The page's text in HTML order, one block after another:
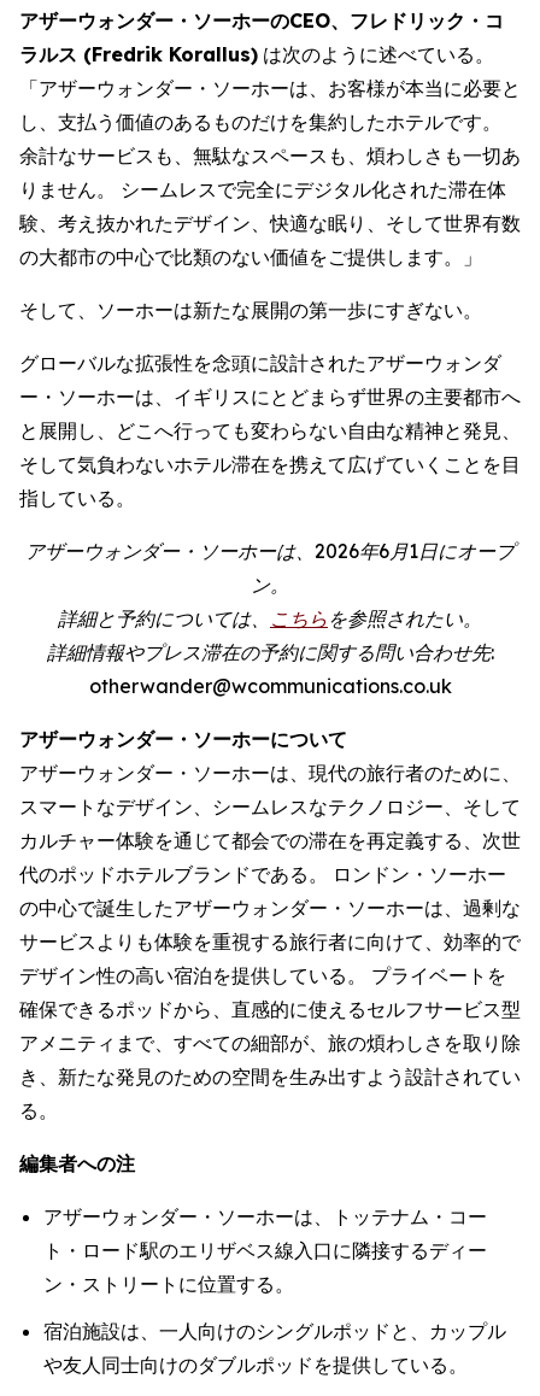
アザーウォンダー・ソーホーのCEO、フレドリック・コ
ラルス (Fredrik Korallus) は次のように述べている。
「アザーウォンダー・ソーホーは、お客様が本当に必要と
し、支払う価値のあるものだけを集約したホテルです。
余計なサービスも、無駄なスペースも、煩わしさも一切あ
りません。 シームレスで完全にデジタル化された滞在体
験、考え抜かれたデザイン、快適な眠り、そして世界有数
の大都市の中心で比類のない価値をご提供します。」
そして、ソーホーは新たな展開の第一歩にすぎない。
グローバルな拡張性を念頭に設計されたアザーウォンダ
ー・ソーホーは、イギリスにとどまらず世界の主要都市へ
と展開し、どこへ行っても変わらない自由な精神と発見、
そして気負わないホテル滞在を携えて広げていくことを目
指している。
アザーウォンダー・ソーホーは、2026年6月1日にオープ
ン。
詳細と予約については、 こちら を参照されたい。
詳細情報やプレス滞在の予約に関する問い合わせ先:
otherwander@wcommunications.co.uk
アザーウォンダー・ソーホーについて
アザーウォンダー・ソーホーは、現代の旅行者のために、
スマートなデザイン、シームレスなテクノロジー、そして
カルチャー体験を通じて都会での滞在を再定義する、次世
代のポッドホテルブランドである。 ロンドン・ソーホー
の中心で誕生したアザーウォンダー・ソーホーは、過剰な
サービスよりも体験を重視する旅行者に向けて、効率的で
デザイン性の高い宿泊を提供している。 プライベートを
確保できるポッドから、直感的に使えるセルフサービス型
アメニティまで、すべての細部が、旅の煩わしさを取り除
き、新たな発見のための空間を生み出すよう設計されてい
る。
編集者への注
アザーウォンダー・ソーホーは、トッテナム・コー
ト・ロード駅のエリザベス線入口に隣接するディー
ン・ストリートに位置する。
宿泊施設は、一人向けのシングルポッドと、カップル
や友人同士向けのダブルポッドを提供している。